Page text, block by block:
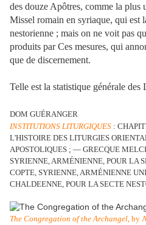
des douze Apôtres, comme la plus
Missel romain en syriaque, qui est
nestorienne ; mais on ne voit pas
produits par Ces mesures, qui
que de discernement.
Telle est la statistique générale
DOM GUÉRANGER
INSTITUTIONS LITURGIQUES :
L'HISTOIRE DES LITURGIES
APOSTOLIQUES ; — GRECQUE
SYRIENNE, ARMÉNIENNE, POUR LA
COPTE, SYRIENNE, ARMÉNIENNE
CHALDEENNE, POUR LA SECTE
The Congregation of the Archangel, by